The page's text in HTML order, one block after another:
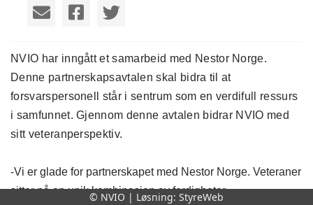
NVIO har inngått et samarbeid med Nestor Norge.
Denne partnerskapsavtalen skal bidra til at
forsvarspersonell står i sentrum som en verdifull ressurs
i samfunnet. Gjennom denne avtalen bidrar NVIO med
sitt veteranperspektiv.
-Vi er glade for partnerskapet med Nestor Norge. Veteraner
sitter på en unik kombinasjon av ferdigheter,
© NVIO | Løsning: StyreWeb